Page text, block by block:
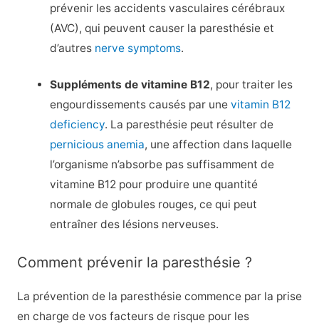
prévenir les accidents vasculaires cérébraux
(AVC), qui peuvent causer la paresthésie et
d’autres nerve symptoms.
Suppléments de vitamine B12, pour traiter les
engourdissements causés par unevitamin B12
deficiency. La paresthésie peut résulter de
pernicious anemia, une affection dans laquelle
l’organisme n’absorbe pas suffisamment de
vitamine B12 pour produire une quantité
normale de globules rouges, ce qui peut
entraîner des lésions nerveuses.
Comment prévenir la paresthésie ?
La prévention de la paresthésie commence par la prise
en charge de vos facteurs de risque pour les